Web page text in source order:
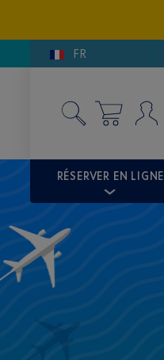
FR
RÉSERVER EN LIGNE